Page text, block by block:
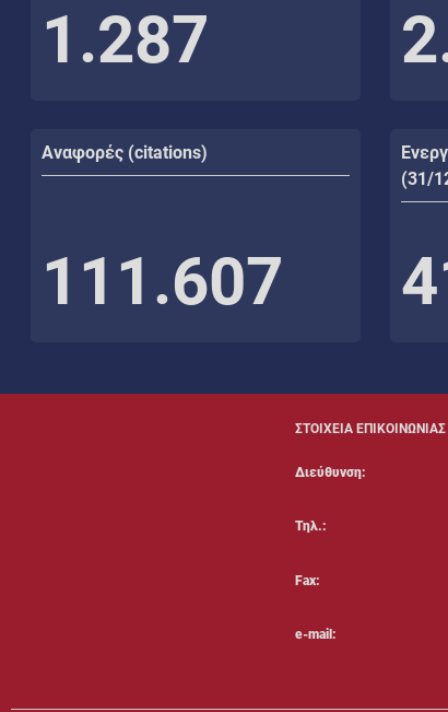
1.287
Αναφορές (citations)
111.607
(31/
ΣΤΟΙΧΕΙΑ ΕΠΙΚΟΙΝΩΝΙΑΣ
Διεύθυνση:
Τηλ.:
Fax:
e-mail: